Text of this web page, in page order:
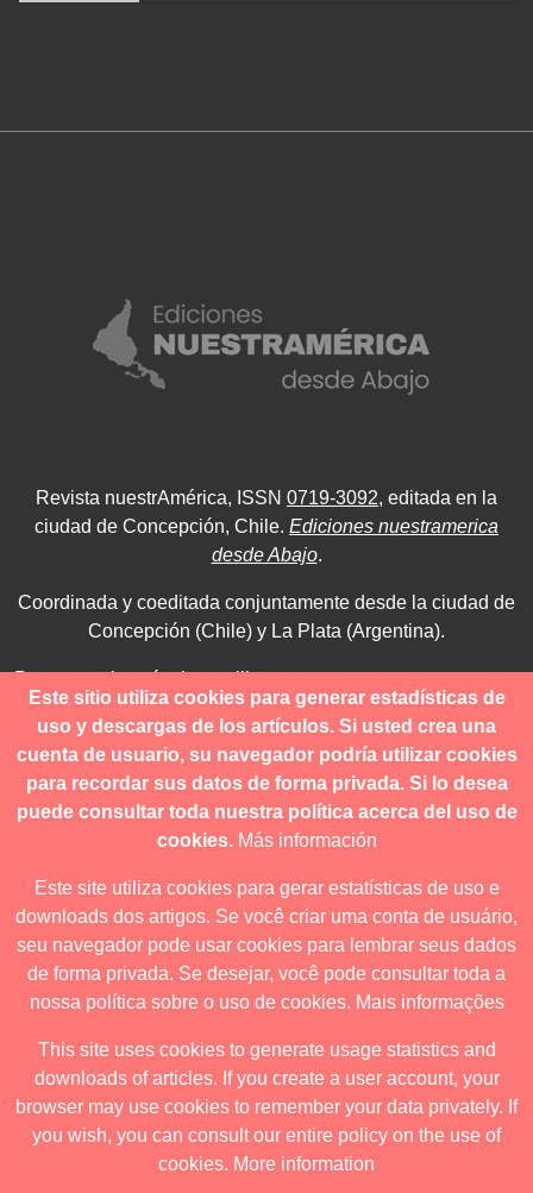
Revista nuestrAmérica, ISSN 0719-3092, editada en la
ciudad de Concepción, Chile. Ediciones nuestramerica
desde Abajo.
Coordinada y coeditada conjuntamente desde la ciudad de
Concepción (Chile) y La Plata (Argentina).
Para consultas técnicas utilice
contacto@revistanuestramerica.cl
Toda comunicación respecto a los envíos se deben realizar
a través del OJS.
Revista nuestrAmérica publica exclusivamente bajo una
licencia internacional
Creative Commons Atribución-
NoComercial-CompartirIgual 4.0 .
Revista nuestrAmérica ha acordado usar el visor de JATS Studio
para publicar a partir de abril de 2026. Para obtener los formatos
descargables ingrese al visor.
Este sitio utiliza cookies para generar estadísticas de
uso y descargas de los artículos. Si usted crea una
cuenta de usuario, su navegador podría utilizar cookies
para recordar sus datos de forma privada. Si lo desea
puede consultar toda nuestra política acerca del uso de
cookies. Más información
Este site utiliza cookies para gerar estatísticas de uso e
downloads dos artigos. Se você criar uma conta de usuário,
seu navegador pode usar cookies para lembrar seus dados
de forma privada. Se desejar, você pode consultar toda a
nossa política sobre o uso de cookies. Mais informações
This site uses cookies to generate usage statistics and
downloads of articles. If you create a user account, your
browser may use cookies to remember your data privately. If
you wish, you can consult our entire policy on the use of
cookies. More information